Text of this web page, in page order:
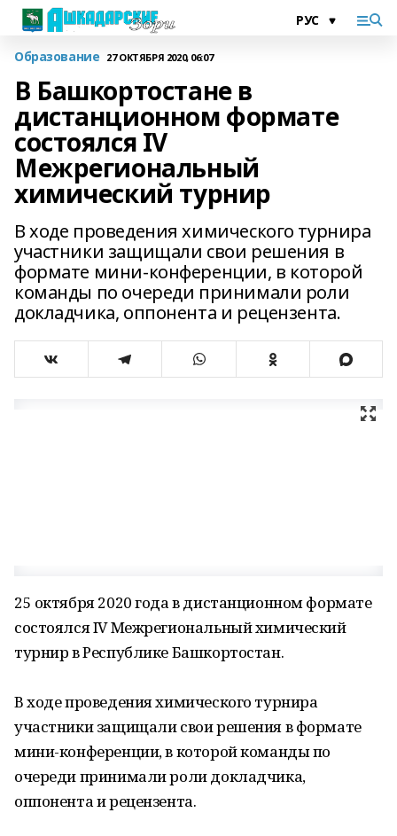
Образование 27 ОКТЯБРЯ 2020, 06:07
В Башкортостане в
дистанционном формате
состоялся IV
Межрегиональный
химический турнир
В ходе проведения химического турнира
участники защищали свои решения в
формате мини-конференции, в которой
команды по очереди принимали роли
докладчика, оппонента и рецензента.
25 октября 2020 года в дистанционном формате
состоялся IV Межрегиональный химический
турнир в Республике Башкортостан.
В ходе проведения химического турнира
участники защищали свои решения в формате
мини-конференции, в которой команды по
очереди принимали роли докладчика,
оппонента и рецензента.